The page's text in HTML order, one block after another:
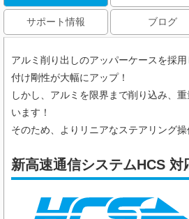
サポート情報 ブログ
アルミ削り出しのアッパーケースを採
付け剛性が大幅にアップ！
しかし、アルミを限界まで削り込み、
います！
そのため、よりリニアなステアリング操
新高速通信システムHCS 対